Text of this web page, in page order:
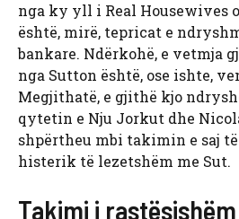
nga ky yll i Real Housewives
është, mirë, tepricat e
bankare. Ndërkohë, e vetmja
nga Sutton është, ose ishte,
Megjithatë, e gjithë kjo
qytetin e Nju Jorkut dhe
shpërtheu mbi takimin e saj
histerik të lezetshëm me Sut.
Takimi i